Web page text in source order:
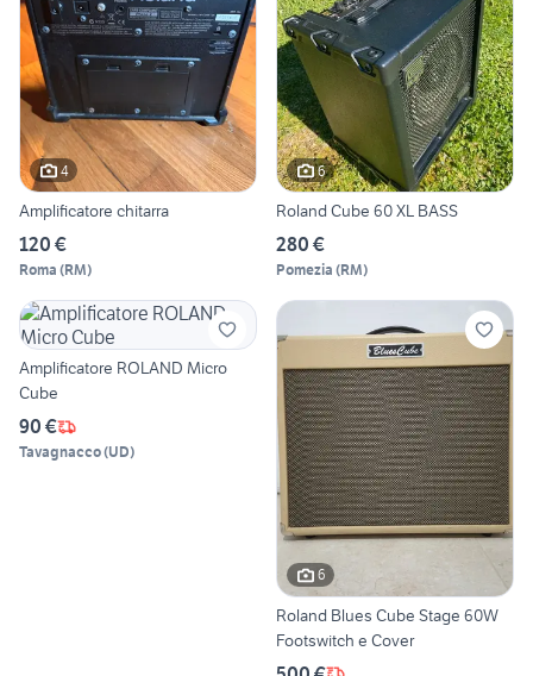
4
Amplificatore chitarra
120 €
Roma (RM)
6
Roland Cube 60 XL BASS
280 €
Pomezia (RM)
Amplificatore ROLAND Micro
Cube
90 €
Tavagnacco(UD)
6
Roland Blues Cube Stage 60W
Footswitch e Cover